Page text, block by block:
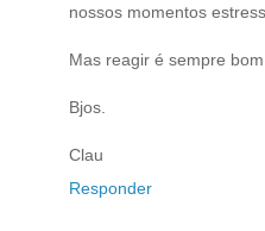
nossos momentos
Mas reagir é sempre
Bjos.
Clau
Responder